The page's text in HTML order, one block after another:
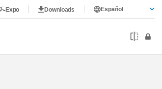
Expo Downloads Español